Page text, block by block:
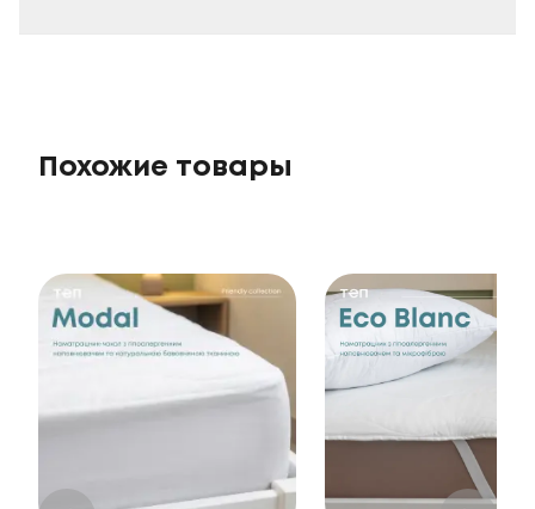
Похожие товары